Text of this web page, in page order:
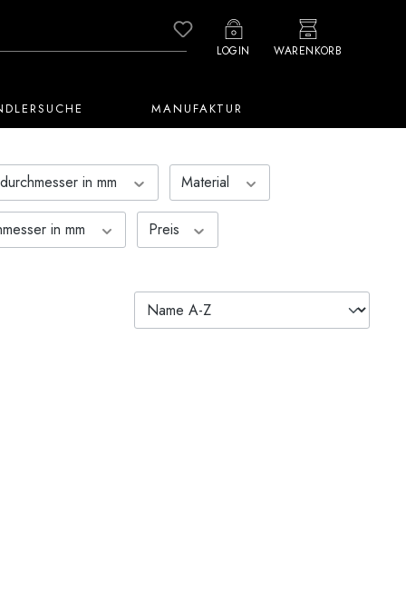
Du hast 0 Produkte auf dem
LOGIN WARENKORB
MANUFAKTUR
in mm Material
in mm Preis